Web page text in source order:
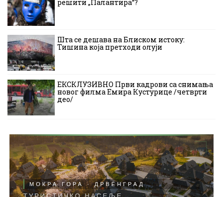
решити „Палантира“?
Шта се дешава на Блиском истоку:
Тишина која претходи олуји
ЕКСКЛУЗИВНО Први кадрови са снимања
новог филма Емира Кустурице /четврти
део/